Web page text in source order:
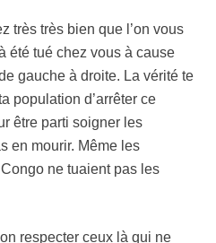
très très bien que l’on vous
été tué chez vous à cause
gauche à droite. La vérité te
population d’arrêter ce
être parti soigner les
en mourir. Même les
ne tuaient pas les
respecter ceux là qui ne